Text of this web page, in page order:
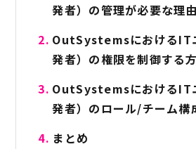
発者）の管理が必要な理由
OutSystemsにおけるIT
発者）の権限を制御する
OutSystemsにおけるIT
発者）のロール/チーム構
まとめ